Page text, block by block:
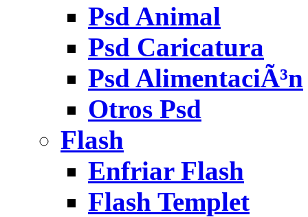
Psd Animal
Psd Caricatura
Psd AlimentaciÃ³n
Otros Psd
Flash
Enfriar Flash
Flash Templet